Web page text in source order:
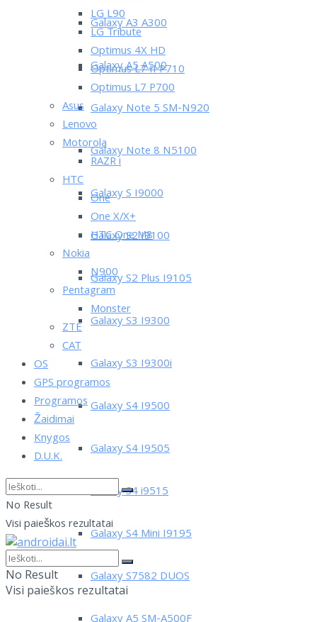
Galaxy A3 A300
Galaxy A5 A500
Galaxy Note 5 SM-N920
Galaxy Note 8 N5100
Galaxy S I9000
Galaxy S2 I9100
Galaxy S2 Plus I9105
Galaxy S3 I9300
Galaxy S3 I9300i
Galaxy S4 I9500
Galaxy S4 I9505
Galaxy S4 i9515
Galaxy S4 Mini I9195
Galaxy S7582 DUOS
LG L90
LG Tribute
Optimus 4X HD
Optimus L7 II P710
Optimus L7 P700
Asus
Lenovo
Motorola
RAZR i
HTC
One
One X/X+
HTC One M8
Nokia
N900
Pentagram
Monster
ZTE
CAT
OS
GPS programos
Programos
Žaidimai
Knygos
D.U.K.
No Result
Visi paieškos rezultatai
No Result
Visi paieškos rezultatai